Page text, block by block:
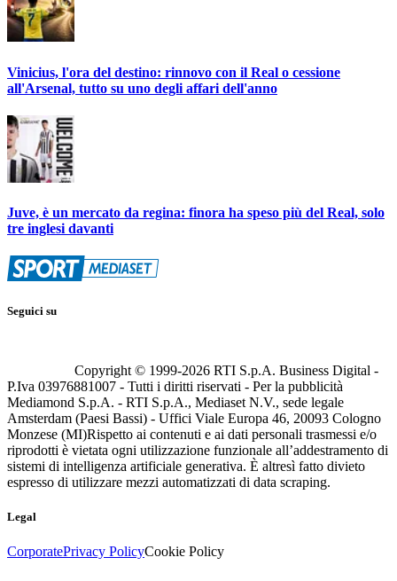
Vinicius, l'ora del destino: rinnovo con il Real o cessione
all'Arsenal, tutto su uno degli affari dell'anno
Juve, è un mercato da regina: finora ha speso più del Real, solo
tre inglesi davanti
Seguici su
Copyright © 1999-2026 RTI S.p.A. Business Digital -
P.Iva 03976881007 - Tutti i diritti riservati - Per la pubblicità
Mediamond S.p.A. - RTI S.p.A., Mediaset N.V., sede legale
Amsterdam (Paesi Bassi) - Uffici Viale Europa 46, 20093 Cologno
Monzese (MI)Rispetto ai contenuti e ai dati personali trasmessi e/o
riprodotti è vietata ogni utilizzazione funzionale all’addestramento di
sistemi di intelligenza artificiale generativa. È altresì fatto divieto
espresso di utilizzare mezzi automatizzati di data scraping.
Legal
CorporatePrivacy PolicyCookie Policy